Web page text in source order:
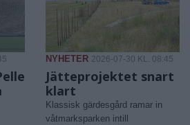
NYHETER 2026-07-30 KL. 08:45
Jätteprojektet snart
klart
Klassisk gärdesgård ramar in
våtmarksparken intill